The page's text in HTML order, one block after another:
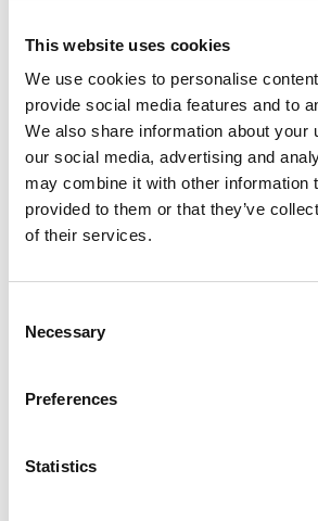
This website uses cookies
We use cookies to personalise
provide social media features and to
We also share information about your
our social media, advertising and
may combine it with other information
provided to them or that they’ve
of their services.
Selection
Necessary
Preferences
Statistics
Ilmapallot, lyyrat 5kpl
Tuotetunnus (SKU): 25200895 |
Pakkauskoko: 6